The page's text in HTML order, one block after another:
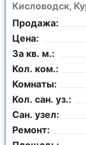
Кисловодск,
Продажа:
Цена:
За кв. м.:
Кол. ком.:
Комнаты:
Кол. сан. уз.:
Сан. узел:
Ремонт: